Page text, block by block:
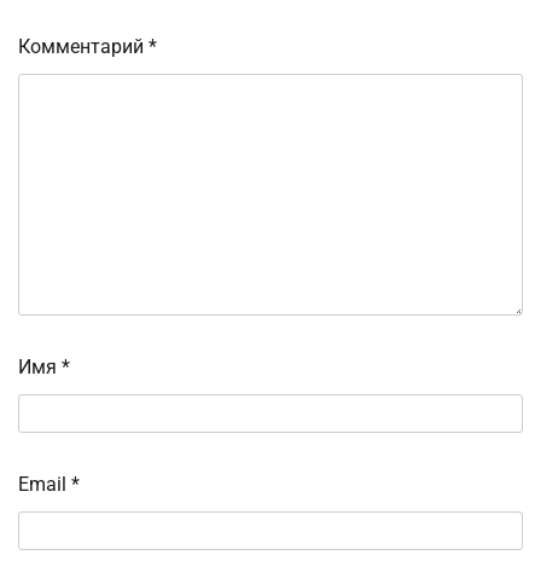
Комментарий *
Имя *
Email *